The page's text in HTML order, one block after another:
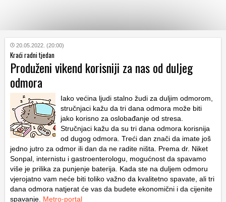
KATEGORIJE
HRVATSKI
WEB
20.05.2022. (20:00)
Kraći radni tjedan
Produženi vikend korisniji za nas od duljeg
odmora
Iako većina ljudi stalno žudi za duljim odmorom,
stručnjaci kažu da tri dana odmora može biti
jako korisno za oslobađanje od stresa.
Stručnjaci kažu da su tri dana odmora korisnija
od dugog odmora. Treći dan znači da imate još
jedno jutro za odmor ili dan da ne radite ništa. Prema dr. Niket
Sonpal, internistu i gastroenterologu, mogućnost da spavamo
više je prilika za punjenje baterija. Kada ste na duljem odmoru
vjerojatno vam neće biti toliko važno da kvalitetno spavate, ali tri
dana odmora natjerat će vas da budete ekonomični i da cijenite
spavanje. Metro-portal